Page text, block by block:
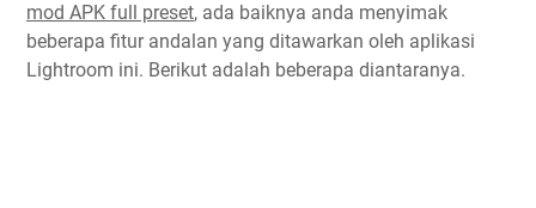
mod APK full preset, ada baiknya anda menyimak
beberapa fitur andalan yang ditawarkan oleh aplikasi
Lightroom ini. Berikut adalah beberapa diantaranya.